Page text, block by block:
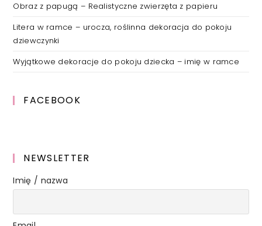
Obraz z papugą – Realistyczne zwierzęta z papieru
Litera w ramce – urocza, roślinna dekoracja do pokoju
dziewczynki
Wyjątkowe dekoracje do pokoju dziecka – imię w ramce
FACEBOOK
NEWSLETTER
Imię / nazwa